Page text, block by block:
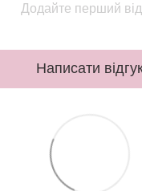
Додайте перший
Написати